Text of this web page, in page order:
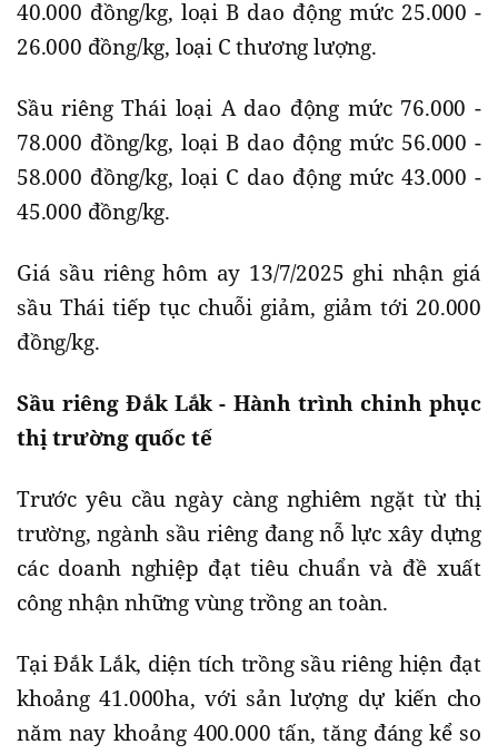
40.000 đồng/kg, loại B dao động mức 25.000 -
26.000 đồng/kg, loại C thương lượng.
Sầu riêng Thái loại A dao động mức 76.000 -
78.000 đồng/kg, loại B dao động mức 56.000 -
58.000 đồng/kg, loại C dao động mức 43.000 -
45.000 đồng/kg.
Giá sầu riêng hôm ay 13/7/2025 ghi nhận giá
sầu Thái tiếp tục chuỗi giảm, giảm tới 20.000
đồng/kg.
Sầu riêng Đắk Lắk - Hành trình chinh phục
thị trường quốc tế
Trước yêu cầu ngày càng nghiêm ngặt từ thị
trường, ngành sầu riêng đang nỗ lực xây dựng
các doanh nghiệp đạt tiêu chuẩn và đề xuất
công nhận những vùng trồng an toàn.
Tại Đắk Lắk, diện tích trồng sầu riêng hiện đạt
khoảng 41.000ha, với sản lượng dự kiến cho
năm nay khoảng 400.000 tấn, tăng đáng kể so